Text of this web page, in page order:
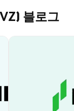
블로그